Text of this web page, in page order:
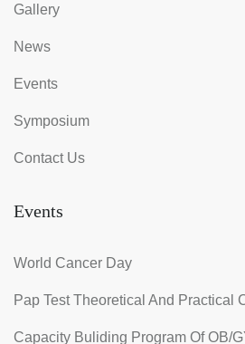
Gallery
News
Events
Symposium
Contact Us
Events
World Cancer Day
Pap Test Theoretical And Practical
Capacity Buliding Program Of OB/